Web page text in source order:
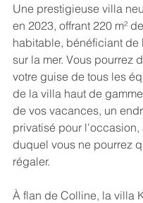
Une prestigieuse villa
en 2023, offrant 220 m²
habitable, bénéficiant de
sur la mer. Vous pourrez
votre guise de tous les
de la villa haut de
de vos vacances, un
privatisé pour l'occasion,
duquel vous ne pourrez
régaler.
À flan de Colline, la villa